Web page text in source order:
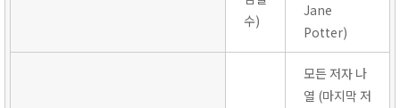
수)
Jane
Potter)
모든 저자 나
열 (마지막 저